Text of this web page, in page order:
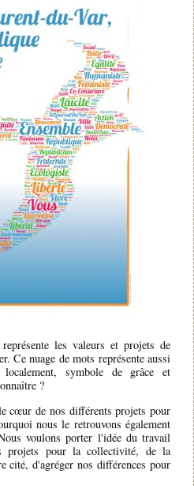
les valeurs et projets de
Ce nuage de mots représente aussi
symbole de grâce et
?
cœur de nos différents projets pour
nous le retrouvons également
voulons porter l'idée du travail
projets pour la collectivité, de la
cité, d'agréger nos différences pour